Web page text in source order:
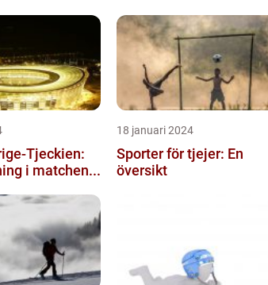
Tjeckien:
i matchen...
18 januari 2024
Sporter för tjejer: En
översikt